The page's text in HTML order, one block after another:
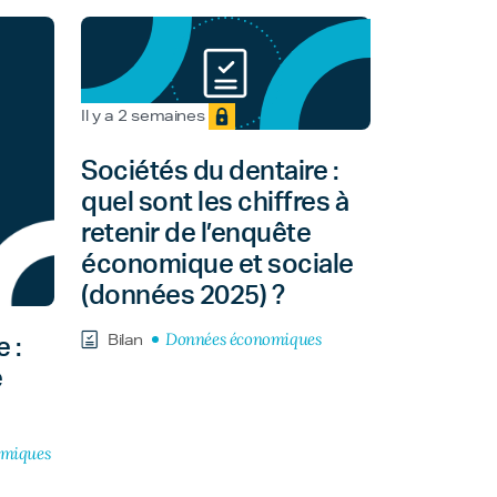
:
Il y a 2 semaines
Sociétés du dentaire :
quel sont les chiffres à
retenir de l’enquête
économique et sociale
(données 2025) ?
Bilan Données économiques